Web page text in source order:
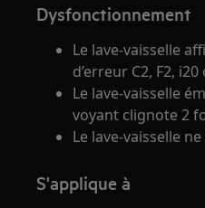
Dysfonctionnement
Le lave-vaisselle
d’erreur C2, F2, i20
Le lave-vaisselle
voyant clignote 2
Le lave-vaisselle ne
S'applique à